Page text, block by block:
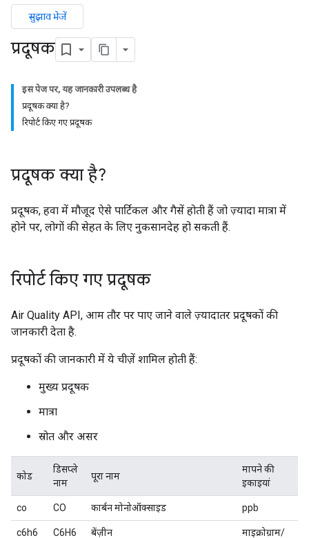
सुझाव भेजें
प्रदूषक
इस पेज पर, यह जानकारी उपलब्ध है
प्रदूषक क्या है?
रिपोर्ट किए गए प्रदूषक
प्रदूषक क्या है?
प्रदूषक, हवा में मौजूद ऐसे पार्टिकल और गैसें होती हैं जो ज़्यादा मात्रा में
होने पर, लोगों की सेहत के लिए नुकसानदेह हो सकती हैं.
रिपोर्ट किए गए प्रदूषक
Air Quality API, आम तौर पर पाए जाने वाले ज़्यादातर प्रदूषकों की
जानकारी देता है.
प्रदूषकों की जानकारी में ये चीज़ें शामिल होती हैं:
मुख्य प्रदूषक
मात्रा
स्रोत और असर
कोड
डिसप्ले
नाम
पूरा नाम
मापने की
इकाइयां
co CO कार्बन मोनोऑक्साइड ppb
c6h6 C6H6 बेंज़ीन
माइक्रोग्राम/